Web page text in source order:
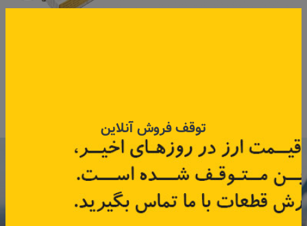
با عضویت در خبرنامه رنویدک
همین حالا ۱۵ هزار تومان کد‌تخفیف خرید
آنلاین
توقف فروش آنلاین